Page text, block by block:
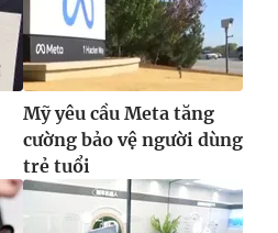
Mỹ yêu cầu Meta tăng
cường bảo vệ người dùng
trẻ tuổi